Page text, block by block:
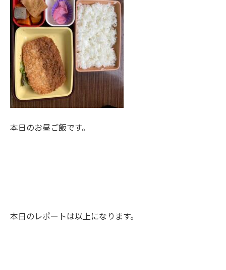
本日のお昼ご飯です。
本日のレポートは以上になります。